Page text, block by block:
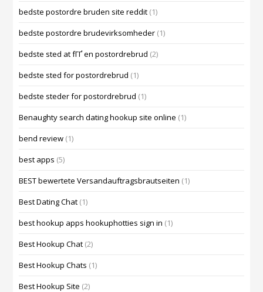
bedste postordre bruden site reddit (1)
bedste postordre brudevirksomheder (1)
bedste sted at fГҐ en postordrebrud (2)
bedste sted for postordrebrud (1)
bedste steder for postordrebrud (1)
Benaughty search dating hookup site online (1)
bend review (1)
best apps (5)
BEST bewertete Versandauftragsbrautseiten (1)
Best Dating Chat (1)
best hookup apps hookuphotties sign in (1)
Best Hookup Chat (2)
Best Hookup Chats (1)
Best Hookup Site (2)